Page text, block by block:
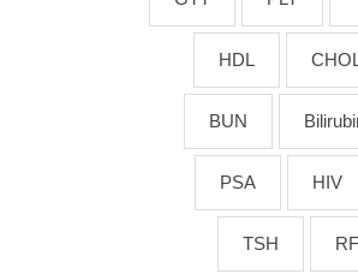
HDL
BUN
HIV
PSA
RF
TSH